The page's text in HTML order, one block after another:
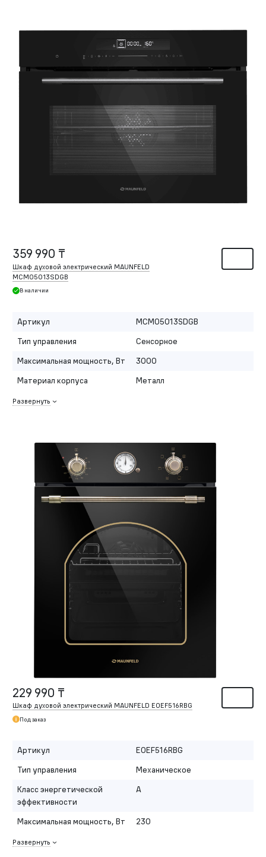
359 990 ₸
Шкаф духовой электрический MAUNFELD
MCMO5013SDGB
В наличии
Артикул
MCMO5013SDGB
Тип управления
Сенсорное
Максимальная мощность, Вт
3000
Материал корпуса
Металл
Развернуть
229 990 ₸
Шкаф духовой электрический MAUNFELD EOEF516RBG
Под заказ
Артикул
EOEF516RBG
Тип управления
Механическое
Класс энергетической
эффективности
A
Максимальная мощность, Вт 230
Развернуть